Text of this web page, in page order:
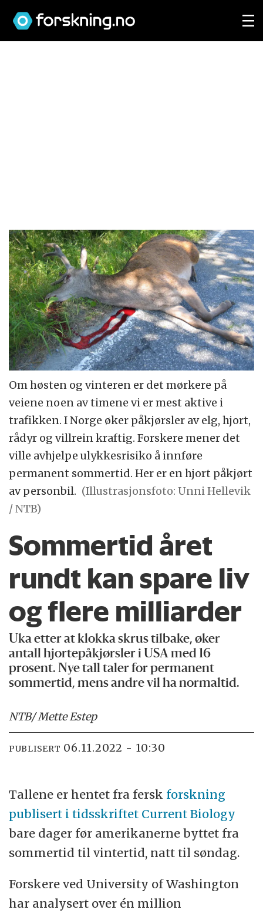
Om høsten og vinteren er det mørkere på
veiene noen av timene vi er mest aktive i
trafikken. I Norge øker påkjørsler av elg, hjort,
rådyr og villrein kraftig. Forskere mener det
ville avhjelpe ulykkesrisiko å innføre
permanent sommertid. Her er en hjort påkjørt
av personbil. (Illustrasjonsfoto: Unni Hellevik
/ NTB)
Sommertid året
rundt kan spare liv
og flere milliarder
Uka etter at klokka skrus tilbake, øker
antall hjortepåkjørsler i USA med 16
prosent. Nye tall taler for permanent
sommertid, mens andre vil ha normaltid.
NTB/ Mette Estep
PUBLISERT 06.11.2022 - 10:30
Tallene er hentet fra fersk forskning
publisert i tidsskriftet Current Biology
bare dager før amerikanerne byttet fra
sommertid til vintertid, natt til søndag.
Forskere ved University of Washington
har analysert over én million